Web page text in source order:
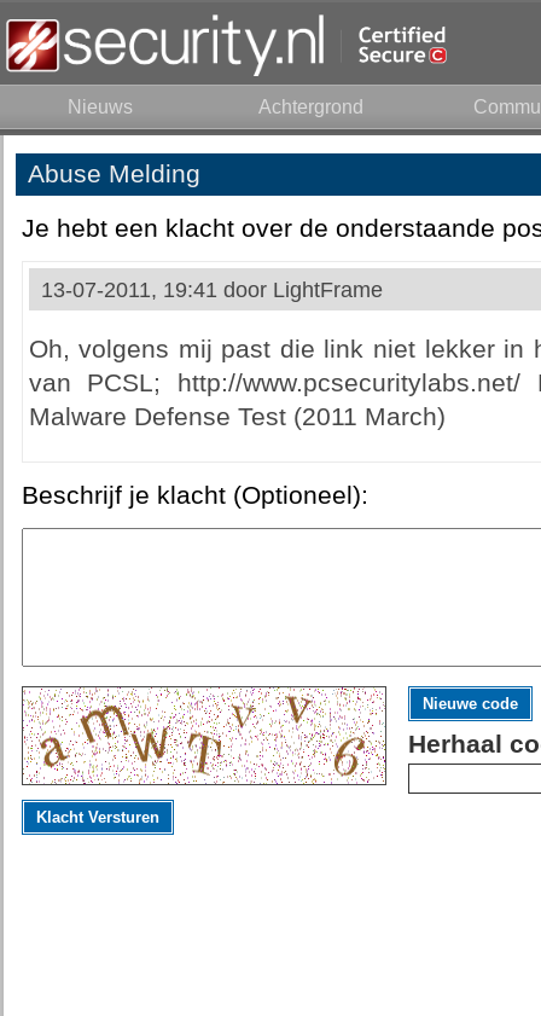
Nieuws Achtergrond
Abuse Melding
Je hebt een klacht over de onderstaande
13-07-2011, 19:41 door LightFrame
Oh, volgens mij past die link niet lekker in
van PCSL; http://
Malware Defense Test (2011 March)
Beschrijf je klacht (Optioneel):
Nieuwe code
Herhaal
Klacht Versturen